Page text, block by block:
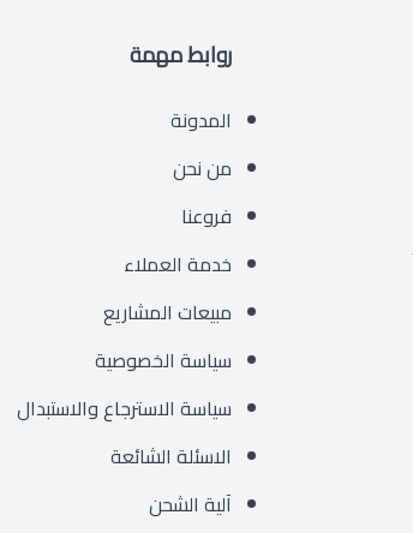
روابط مهمة
المدونة
من نحن
فروعنا
خدمة العملاء
مبيعات المشاريع
سياسة الخصوصية
سياسة الاسترجاع والاستبدال
الاسئلة الشائعة
آلية الشحن